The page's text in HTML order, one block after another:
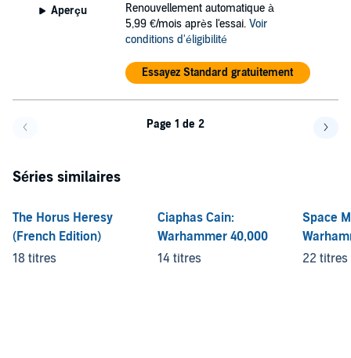
Aperçu
Renouvellement automatique à
5,99 €/mois après l'essai. Voir
conditions d'éligibilité
Essayez Standard gratuitement
Page 1 de 2
Séries similaires
The Horus Heresy
(French Edition)
18 titres
Ciaphas Cain:
Warhammer 40,000
14 titres
Space
22 titres